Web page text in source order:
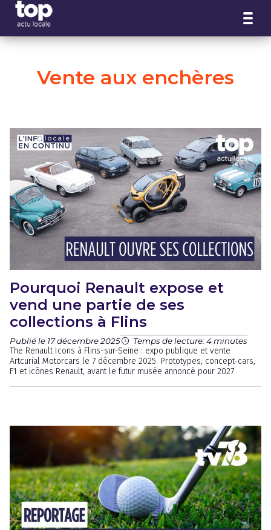
Vente aux enchères
Pourquoi Renault expose et
vend une partie de ses
collections à Flins
Publié le 17 décembre 2025 Temps de lecture: 4 minutes
The Renault Icons à Flins-sur-Seine : expo publique et vente
Artcurial Motorcars le 7 décembre 2025. Prototypes, concept-cars,
F1 et icônes Renault, avant le futur musée annoncé pour 2027.
Panneau de gestion des cookies